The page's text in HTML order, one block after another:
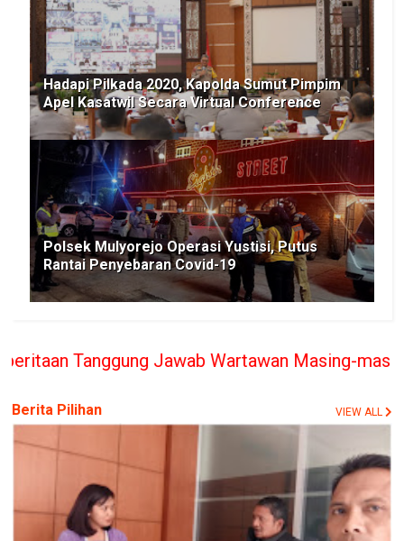
Hadapi Pilkada 2020, Kapolda Sumut Pimpim
Apel Kasatwil Secara Virtual Conference
Polsek Mulyorejo Operasi Yustisi, Putus
Rantai Penyebaran Covid-19
Jawab Wartawan Masing-masing, PT.
Berita Pilihan VIEW ALL